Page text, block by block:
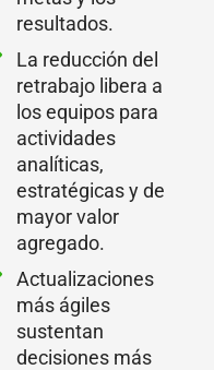
resultados.
La reducción del
retrabajo libera a
los equipos para
actividades
analíticas,
estratégicas y de
mayor valor
agregado.
Actualizaciones
más ágiles
sustentan
decisiones más